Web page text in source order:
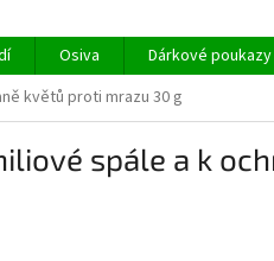
Osiva Dárkové poukazy
květů proti mrazu 30 g
spále a k